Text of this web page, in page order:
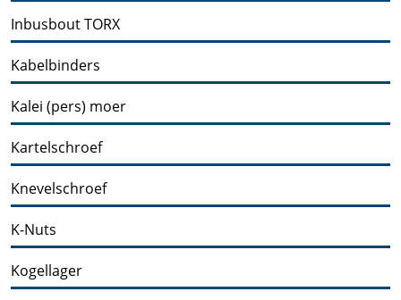
Inbusbout TORX
Kabelbinders
Kalei (pers) moer
Kartelschroef
Knevelschroef
K-Nuts
Kogellager